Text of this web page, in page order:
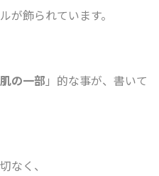
が飾られています。
の一部 」的な事が、書いて
なく、